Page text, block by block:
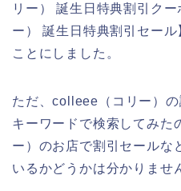
リー） 誕生日特典割引ク
ー） 誕生日特典割引セー
ことにしました。
ただ、colleee（コリー）
キーワードで検索してみた
ー）のお店で割引セールな
いるかどうかは分かりませ